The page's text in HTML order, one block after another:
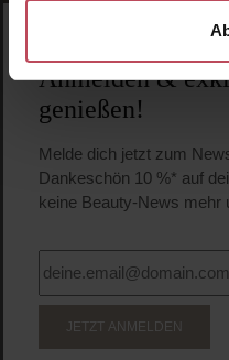
Anmelden &
genießen!
Melde dich jetzt zum
Dankeschön 10 %* auf
keine Beauty-News mehr
JETZT ANMELDEN